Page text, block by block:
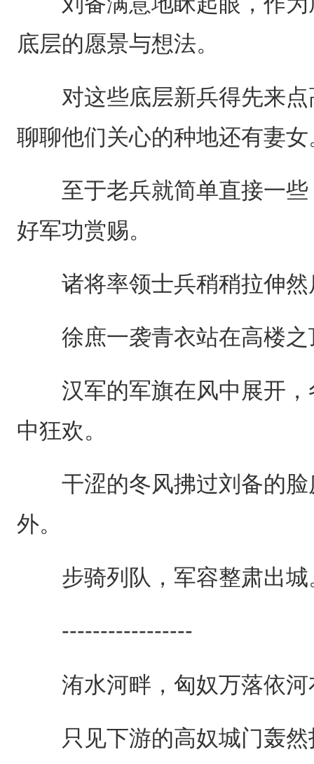
底层的愿景与想法。
对这些底层新兵得先来点
聊聊他们关心的种地还有妻女
至于老兵就简单直接一些
好军功赏赐。
诸将率领士兵稍稍拉伸然
徐庶一袭青衣站在高楼之
汉军的军旗在风中展开，
中狂欢。
干涩的冬风拂过刘备的脸
外。
步骑列队，军容整肃出城
-----------------
洧水河畔，匈奴万落依河
只见下游的高奴城门轰然